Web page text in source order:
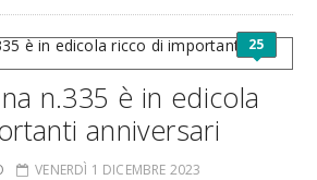
25
n.335 è in edicola
anniversari
VENERDÌ 1 DICEMBRE 2023